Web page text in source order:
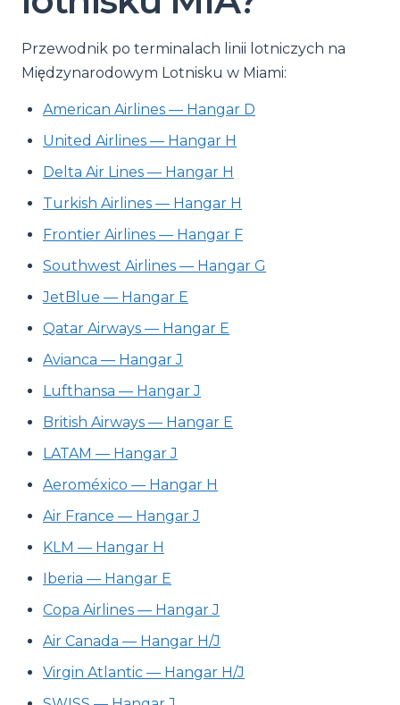
Przewodnik po terminalach linii lotniczych na
Międzynarodowym Lotnisku w Miami:
American Airlines — Hangar D
United Airlines — Hangar H
Delta Air Lines — Hangar H
Turkish Airlines — Hangar H
Frontier Airlines — Hangar F
Southwest Airlines — Hangar G
JetBlue — Hangar E
Qatar Airways — Hangar E
Avianca — Hangar J
Lufthansa — Hangar J
British Airways — Hangar E
LATAM — Hangar J
Aeroméxico — Hangar H
Air France — Hangar J
KLM — Hangar H
Iberia — Hangar E
Copa Airlines — Hangar J
Air Canada — Hangar H/J
Virgin Atlantic — Hangar H/J